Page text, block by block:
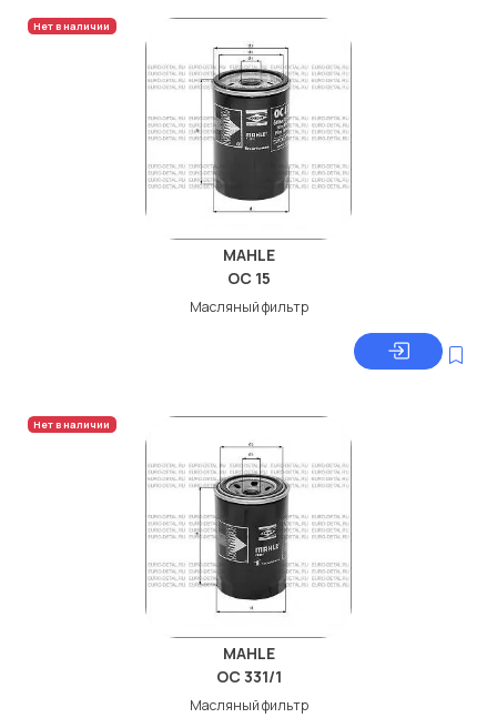
Нет в наличии
MAHLE
OC 15
Масляный фильтр
Нет в наличии
MAHLE
OC 331/1
Масляный фильтр